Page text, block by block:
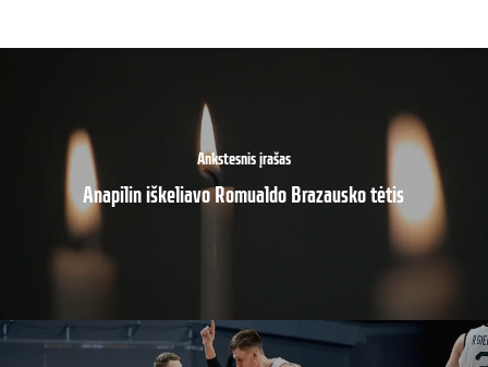
Ankstesnis įrašas
Anapilin iškeliavo Romualdo Brazausko tėtis